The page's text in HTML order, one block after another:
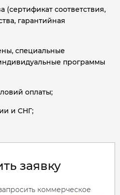
(сертификат соответствия,
гарантийная
специальные
программы
оплаты;
и СНГ;
заявку
коммерческое